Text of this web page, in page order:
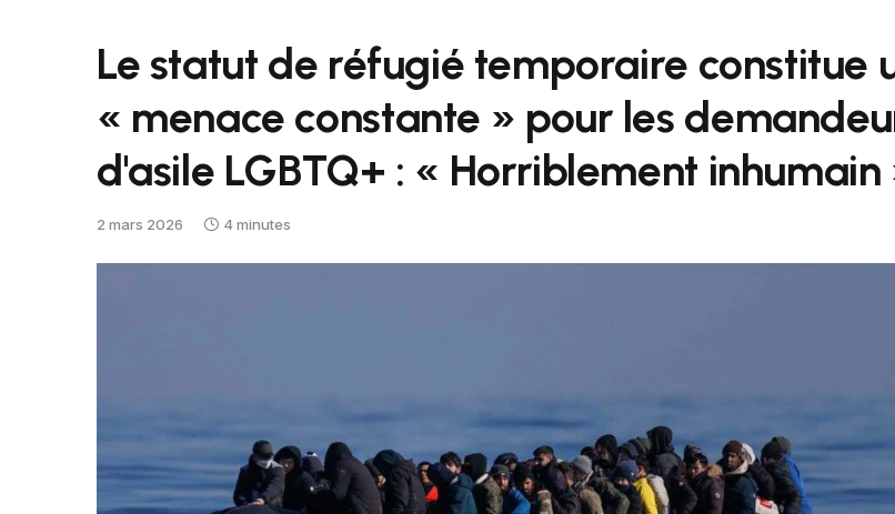
Le statut de réfugié temporaire constitue
« menace constante » pour les
d'asile LGBTQ+ : « Horriblement inhumain
2 mars 2026 4 minutes